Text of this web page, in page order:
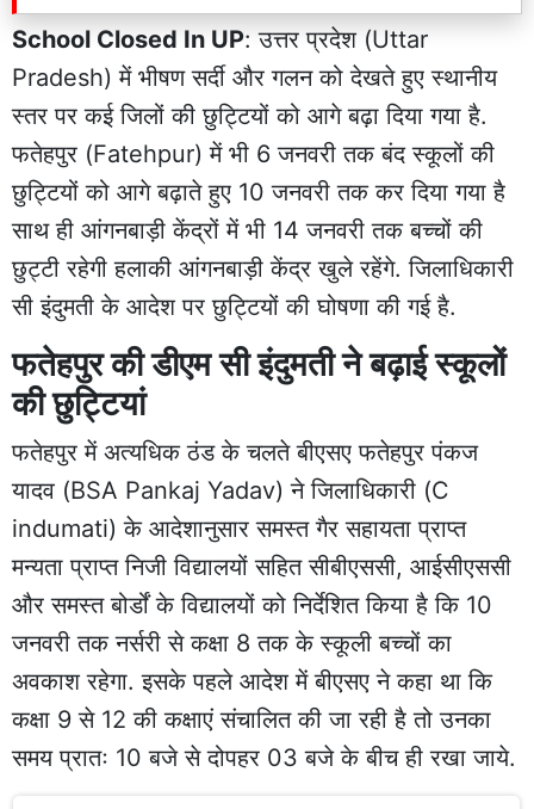
School Closed In UP: उत्तर प्रदेश (Uttar
Pradesh) में भीषण सर्दी और गलन को देखते हुए स्थानीय
स्तर पर कई जिलों की छुट्टियों को आगे बढ़ा दिया गया है.
फतेहपुर (Fatehpur) में भी 6 जनवरी तक बंद स्कूलों की
छुट्टियों को आगे बढ़ाते हुए 10 जनवरी तक कर दिया गया है
साथ ही आंगनबाड़ी केंद्रों में भी 14 जनवरी तक बच्चों की
छुट्टी रहेगी हलाकी आंगनबाड़ी केंद्र खुले रहेंगे. जिलाधिकारी
सी इंदुमती के आदेश पर छुट्टियों की घोषणा की गई है.
फतेहपुर की डीएम सी इंदुमती ने बढ़ाई स्कूलों
की छुट्टियां
फतेहपुर में अत्यधिक ठंड के चलते बीएसए फतेहपुर पंकज
यादव (BSA Pankaj Yadav) ने जिलाधिकारी (C
indumati) के आदेशानुसार समस्त गैर सहायता प्राप्त
मन्यता प्राप्त निजी विद्यालयों सहित सीबीएससी, आईसीएससी
और समस्त बोर्डों के विद्यालयों को निर्देशित किया है कि 10
जनवरी तक नर्सरी से कक्षा 8 तक के स्कूली बच्चों का
अवकाश रहेगा. इसके पहले आदेश में बीएसए ने कहा था कि
कक्षा 9 से 12 की कक्षाएं संचालित की जा रही है तो उनका
समय प्रातः 10 बजे से दोपहर 03 बजे के बीच ही रखा जाये.